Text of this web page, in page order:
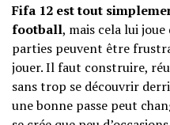
Fifa 12 est tout
football, mais cela lui
parties peuvent être
jouer. Il faut construire,
sans trop se découvrir
une bonne passe peut